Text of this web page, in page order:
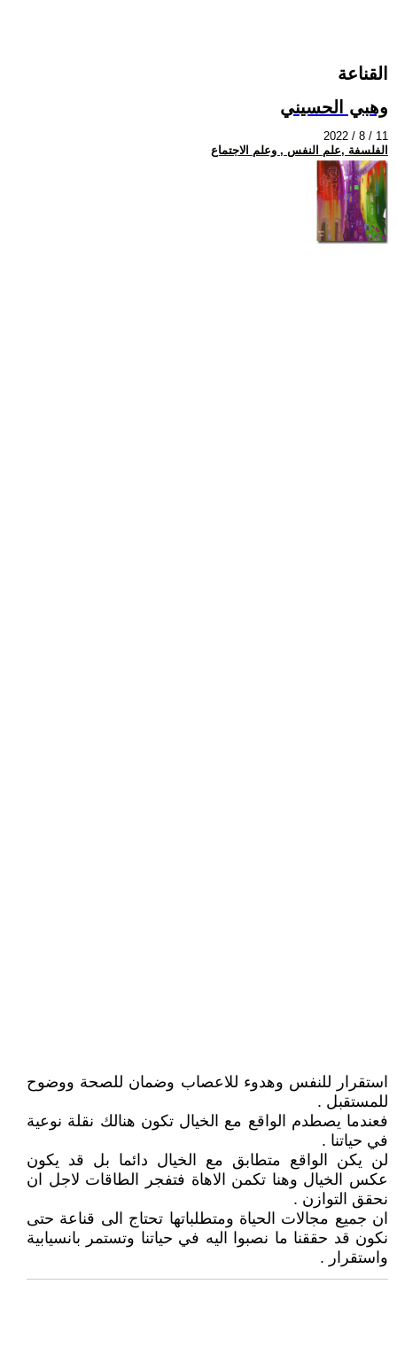
القناعة
وهبي الحسيني
2022 / 8 / 11
الفلسفة ,علم النفس , وعلم الاجتماع
استقرار للنفس وهدوء للاعصاب وضمان للصحة ووضوح
للمستقبل .
فعندما يصطدم الواقع مع الخيال تكون هنالك نقلة نوعية
في حياتنا .
لن يكن الواقع متطابق مع الخيال دائما بل قد يكون
عكس الخيال وهنا تكمن الاهاة فتفجر الطاقات لاجل ان
نحقق التوازن .
ان جميع مجالات الحياة ومتطلباتها تحتاج الى قناعة حتى
نكون قد حققنا ما نصبوا اليه في حياتنا وتستمر بانسيابية
واستقرار .